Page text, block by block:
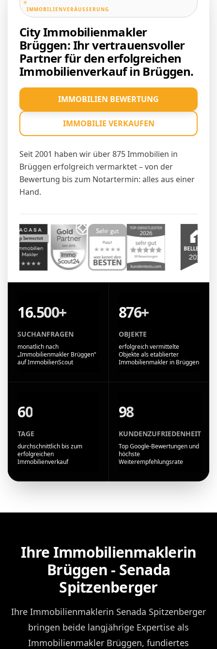
IMMOBILIENVERÄUSSERUNG
City Immobilienmakler
Brüggen: Ihr vertrauensvoller
Partner für den erfolgreichen
Immobilienverkauf in Brüggen.
Seit 2001 haben wir über 875 Immobilien in
Brüggen erfolgreich vermarktet – von der
Bewertung bis zum Notartermin: alles aus einer
Hand.
IMMOBILIEN BEWERTUNG
IMMOBILIE VERKAUFEN
16.500+
SUCHANFRAGEN
monatlich nach
„Immobilienmakler Brüggen“
auf ImmobilienScout
876+
OBJEKTE
erfolgreich vermittelte
Objekte als etablierter
Immobilienmakler in Brüggen
60
TAGE
durchschnittlich bis zum
erfolgreichen
Immobilienverkauf
98
KUNDENZUFRIEDENHEIT
Top Google-Bewertungen und
höchste
Weiterempfehlungsrate
Ihre Immobilienmaklerin
Brüggen - Senada
Spitzenberger
Ihre Immobilienmaklerin Senada Spitzenberger
bringen beide langjährige Expertise als
Immobilienmakler Brüggen, fundiertes